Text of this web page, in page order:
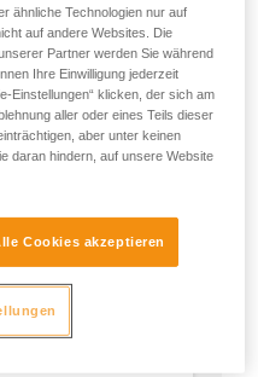
in allen
auf einer
ähnliche Technologien nur auf
auf andere Websites. Die
Partner werden Sie während
Ihre Einwilligung jederzeit
Einstellungen“ klicken, der sich am
aller oder eines Teils dieser
aber unter keinen
daran hindern, auf unsere Website
Cookies akzeptieren